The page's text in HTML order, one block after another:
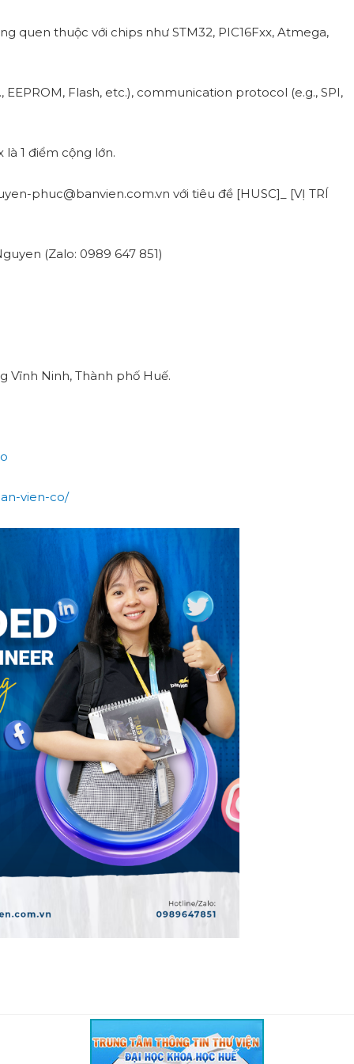
quen thuộc với chips như STM32, PIC16Fxx, Atmega,
Flash, etc.), communication protocol (e.g., SPI,
1 điểm cộng lớn.
phuc@banvien.com.vn với tiêu đề [HUSC]_ [VỊ TRÍ
(Zalo: 0989 647 851)
Vĩnh Ninh, Thành phố Huế.
vien-co/